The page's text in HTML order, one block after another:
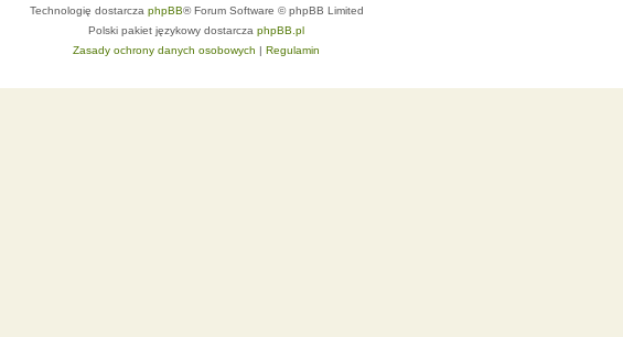
Technologię dostarcza phpBB® Forum Software © phpBB Limited
Polski pakiet językowy dostarcza phpBB.pl
Zasady ochrony danych osobowych | Regulamin